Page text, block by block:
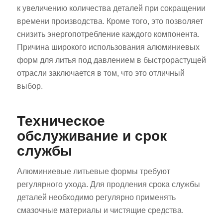
к увеличению количества деталей при сокращении
времени производства. Кроме того, это позволяет
снизить энергопотребление каждого компонента.
Причина широкого использования алюминиевых
форм для литья под давлением в быстрорастущей
отрасли заключается в том, что это отличный
выбор.
Техническое
обслуживание и срок
службы
Алюминиевые литьевые формы требуют
регулярного ухода. Для продления срока службы
деталей необходимо регулярно применять
смазочные материалы и чистящие средства.